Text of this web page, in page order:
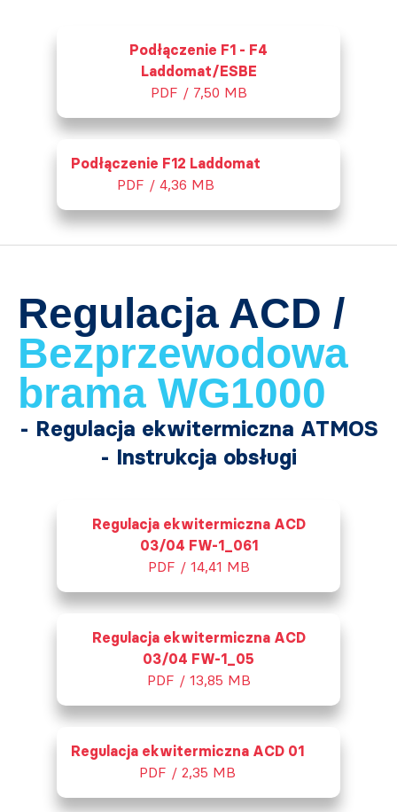
Podłączenie F1 - F4
Laddomat/ESBE
PDF / 7,50 MB
Podłączenie F12 Laddomat
PDF / 4,36 MB
Regulacja ACD /
Bezprzewodowa
brama WG1000
- Regulacja ekwitermiczna ATMOS
- Instrukcja obsługi
Regulacja ekwitermiczna ACD
03/04 FW-1_061
PDF / 14,41 MB
Regulacja ekwitermiczna ACD
03/04 FW-1_05
PDF / 13,85 MB
Regulacja ekwitermiczna ACD 01
PDF / 2,35 MB